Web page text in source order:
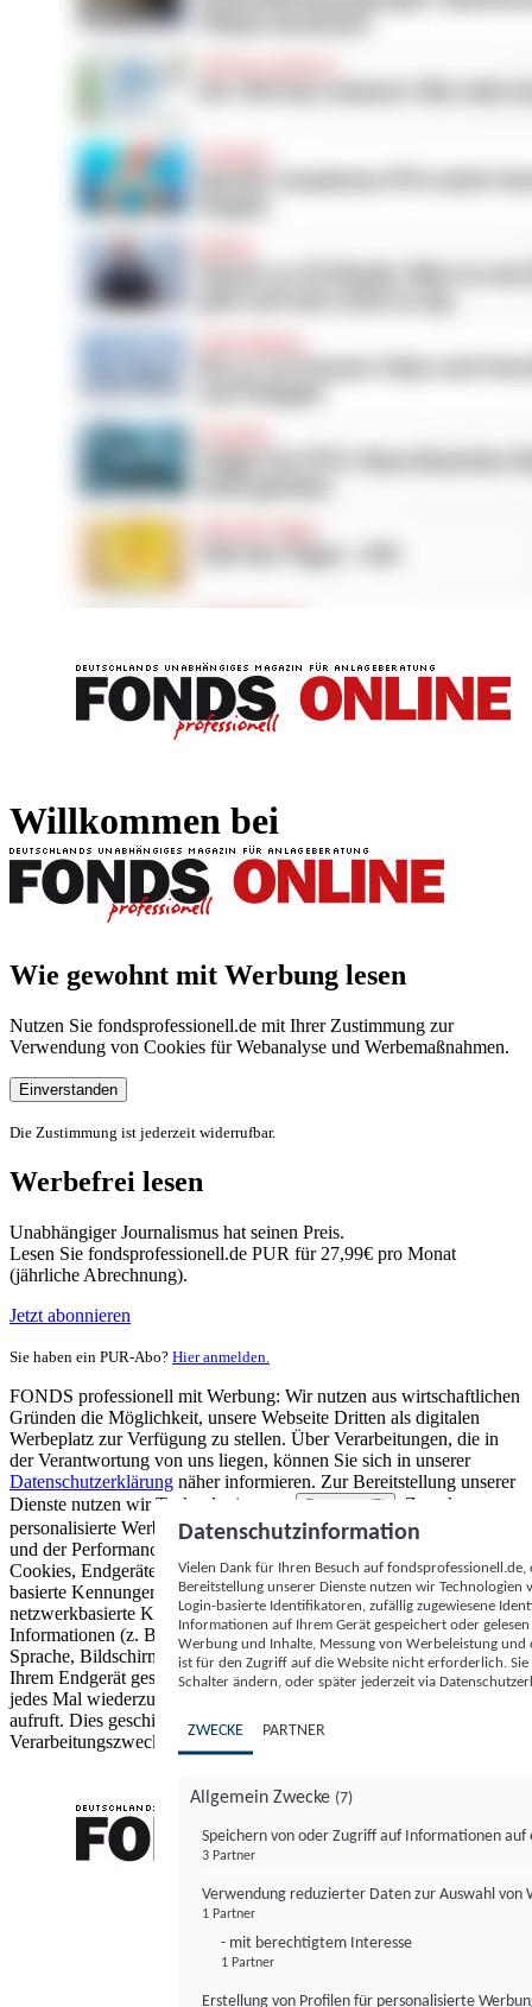
Willkommen bei
Wie gewohnt mit Werbung lesen
Nutzen Sie fondsprofessionell.de mit Ihrer Zustimmung zur
Verwendung von Cookies für Webanalyse und Werbemaßnahmen.
Einverstanden
Die Zustimmung ist jederzeit widerrufbar.
Werbefrei lesen
Unabhängiger Journalismus hat seinen Preis.
Lesen Sie fondsprofessionell.de PUR für 27,99€ pro Monat
(jährliche Abrechnung).
Jetzt abonnieren
Sie haben ein PUR-Abo? Hier anmelden.
FONDS professionell mit Werbung: Wir nutzen aus wirtschaftlichen
Gründen die Möglichkeit, unsere Webseite Dritten als digitalen
Werbeplatz zur Verfügung zu stellen. Über Verarbeitungen, die in
der Verantwortung von uns liegen, können Sie sich in unserer
Datenschutzerklärung näher informieren. Zur Bereitstellung unserer
Dienste nutzen wir Technologien von
Partnern (5)
. Zwecke:
personalisierte Werbung und Inhalte, Messung von Werbeleistung
und der Performance von Inhalten sowie Zielgruppenforschung.
Cookies, Endgeräte- oder ähnliche Online-Kennungen (z. B. login-
basierte Kennungen, zufällig generierte Kennungen,
netzwerkbasierte Kennungen) können zusammen mit anderen
Informationen (z. B. Browsertyp und Browserinformationen,
Sprache, Bildschirmgröße, unterstützte Technologien usw.) auf
Ihrem Endgerät gespeichert oder von dort ausgelesen werden, um es
jedes Mal wiederzuerkennen, wenn es eine App oder einer Webseite
aufruft. Dies geschieht für einen oder mehrere der hier aufgeführten
Verarbeitungszwecke.
Datenschutzinformation
Vielen Dank für Ihren Besuch auf
Bereitstellung unserer Dienste nutzen wir Technologien
Login-basierte Identifikatoren, zufällig zugewiesene
Informationen auf Ihrem Gerät gespeichert oder
Werbung und Inhalte, Messung von Werbeleistung
ist für den Zugriff auf die Website nicht erforderlich.
Schalter ändern, oder später jederzeit via
ZWECKE PARTNER
Allgemein Zwecke (7)
Speichern von oder Zugriff auf Informationen auf
3 Partner
Verwendung reduzierter Daten zur Auswahl von
1 Partner
- mit berechtigtem Interesse
1 Partner
Erstellung von Profilen für personalisierte
FONDS professionell